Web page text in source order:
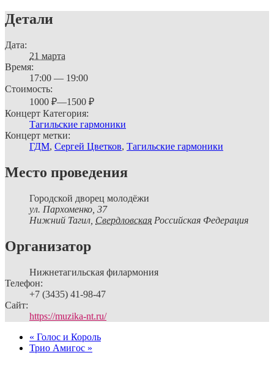
Детали
Дата:
21 марта
Время:
17:00 — 19:00
Стоимость:
1000 ₽—1500 ₽
Концерт Категория:
Тагильские гармоники
Концерт метки:
ГДМ, Сергей Цветков, Тагильские гармоники
Место проведения
Городской дворец молодёжи
ул. Пархоменко, 37
Нижний Тагил Свердловская Российская Федерация
Организатор
Нижнетагильская филармония
Телефон:
+7 (3435) 41-98-47
Сайт:
https://muzika-nt.ru/
« Голос и Король
Трио Амигос »